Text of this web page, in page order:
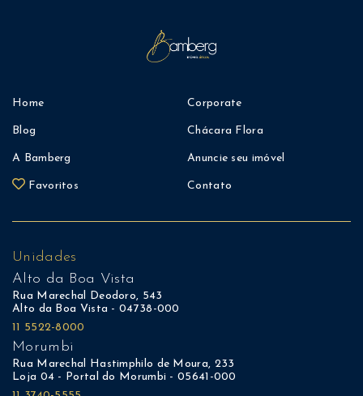
Home
Blog
A Bamberg
Favoritos
Corporate
Chácara Flora
Anuncie seu imóvel
Contato
Unidades
Alto da Boa Vista
Rua Marechal Deodoro, 543
Alto da Boa Vista - 04738-000
11 5522-8000
Morumbi
Rua Marechal Hastimphilo de Moura, 233
Loja 04 - Portal do Morumbi - 05641-000